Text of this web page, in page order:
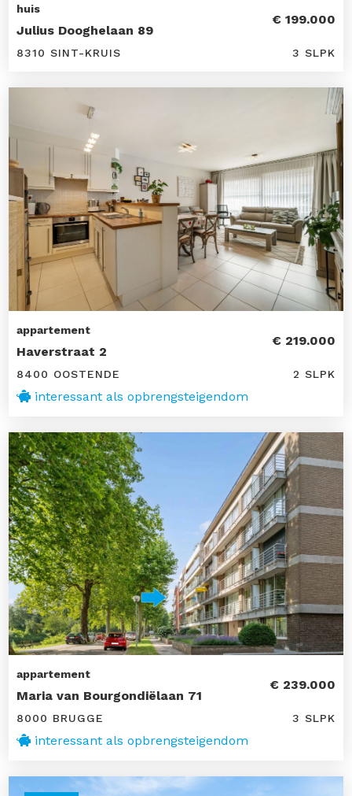
huis
Julius Dooghelaan 89
€ 199.000
8310 SINT-KRUIS 3 SLPK
appartement
Haverstraat 2
€ 219.000
8400 OOSTENDE 2 SLPK
interessant als opbrengsteigendom
appartement
Maria van Bourgondiëlaan 71
€ 239.000
8000 BRUGGE 3 SLPK
interessant als opbrengsteigendom